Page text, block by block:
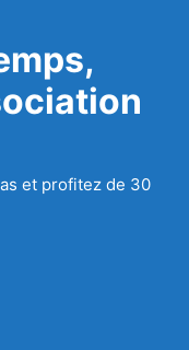
et profitez de 30